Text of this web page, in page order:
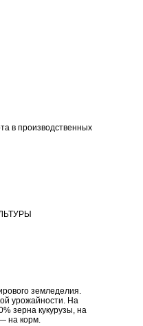
в производственных
земледелия.
урожайности. На
зерна кукурузы, на
на корм.